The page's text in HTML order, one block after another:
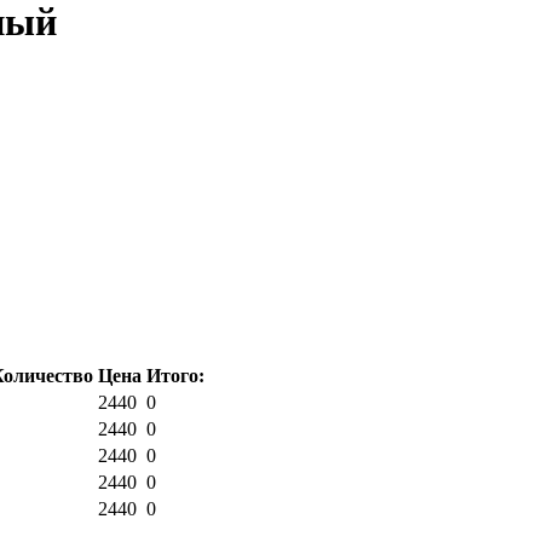
Цена Итого:
2440 0
2440 0
2440 0
2440 0
2440 0